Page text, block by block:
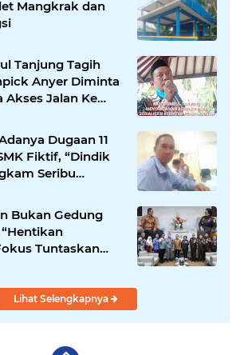
Mangkrak dan
Tanjung Tagih
Anyer Diminta
Akses Jalan Ke
Dugaan 11
Fiktif, “Dindik
Seribu
Bukan Gedung
Tuntaskan
Lihat Selengkapnya